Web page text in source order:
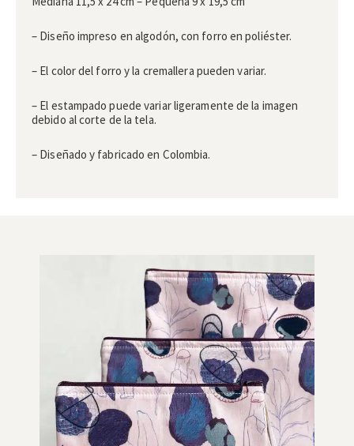
– Diseño impreso en algodón, con forro en poliéster.
– El color del forro y la cremallera pueden variar.
– El estampado puede variar ligeramente de la imagen
debido al corte de la tela.
– Diseñado y fabricado en Colombia.